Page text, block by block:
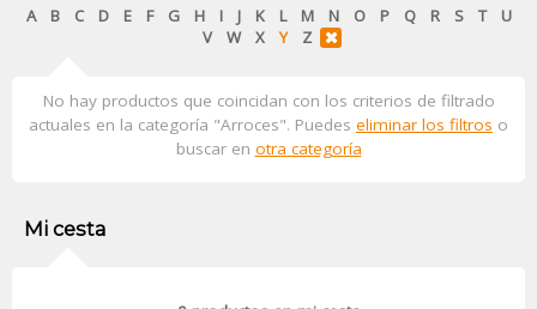
A B C D E F G H I J K L M N O P Q R S T
U
V
W X Y Z
No hay productos que coincidan con los criterios de filtrado
actuales en la categoría "Arroces". Puedes eliminar los filtros o
buscar en otra categoría
Mi cesta